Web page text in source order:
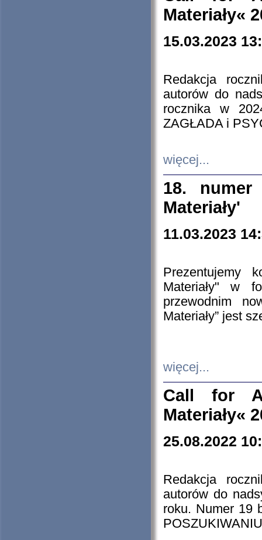
Materiały«
15.03.2023
Redakcja
autorów do
rocznika w
ZAGŁADA i
więcej...
18. numer
Materiały'
11.03.2023
Prezentujemy
Materiały" w
przewodnim
Materiały” jest
więcej...
Call for
Materiały«
25.08.2022
Redakcja
autorów do
roku. Numer 19